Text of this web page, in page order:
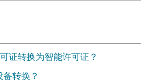
证转换为智能许可证？
转换？